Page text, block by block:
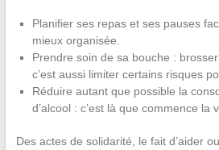
Planifier ses repas et ses pauses
mieux organisée.
Prendre soin de sa bouche :
c’est aussi limiter certains risques
Réduire autant que possible la
d’alcool : c’est là que commence la
Des actes de solidarité, le fait d’aider